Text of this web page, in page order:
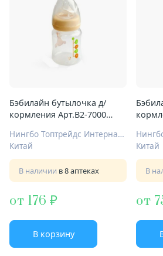
Бэбилайн бутылочка д/
кормления Арт.В2-7000
Нингбо Топтрейдс Интернационал Ко Лтд
Китай
В наличии в 8 аптеках
от 176
В корзину
Китай
В
от